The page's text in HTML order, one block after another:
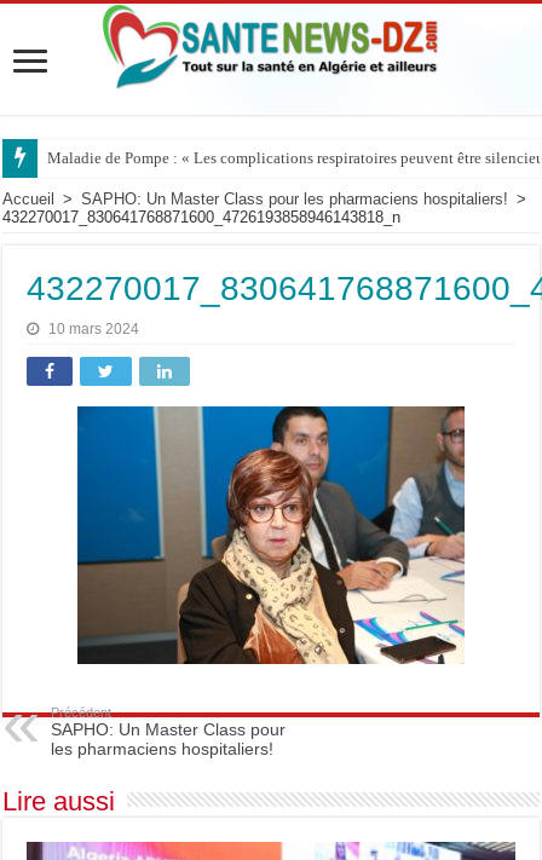
Maladie de Pompe : « Les complications respiratoires peuvent être
Accueil > SAPHO: Un Master Class pour les pharmaciens hospitaliers! >
432270017_830641768871600_4726193858946143818_n
10 mars 2024
Précédent
SAPHO: Un Master Class pour
les pharmaciens hospitaliers!
Lire aussi